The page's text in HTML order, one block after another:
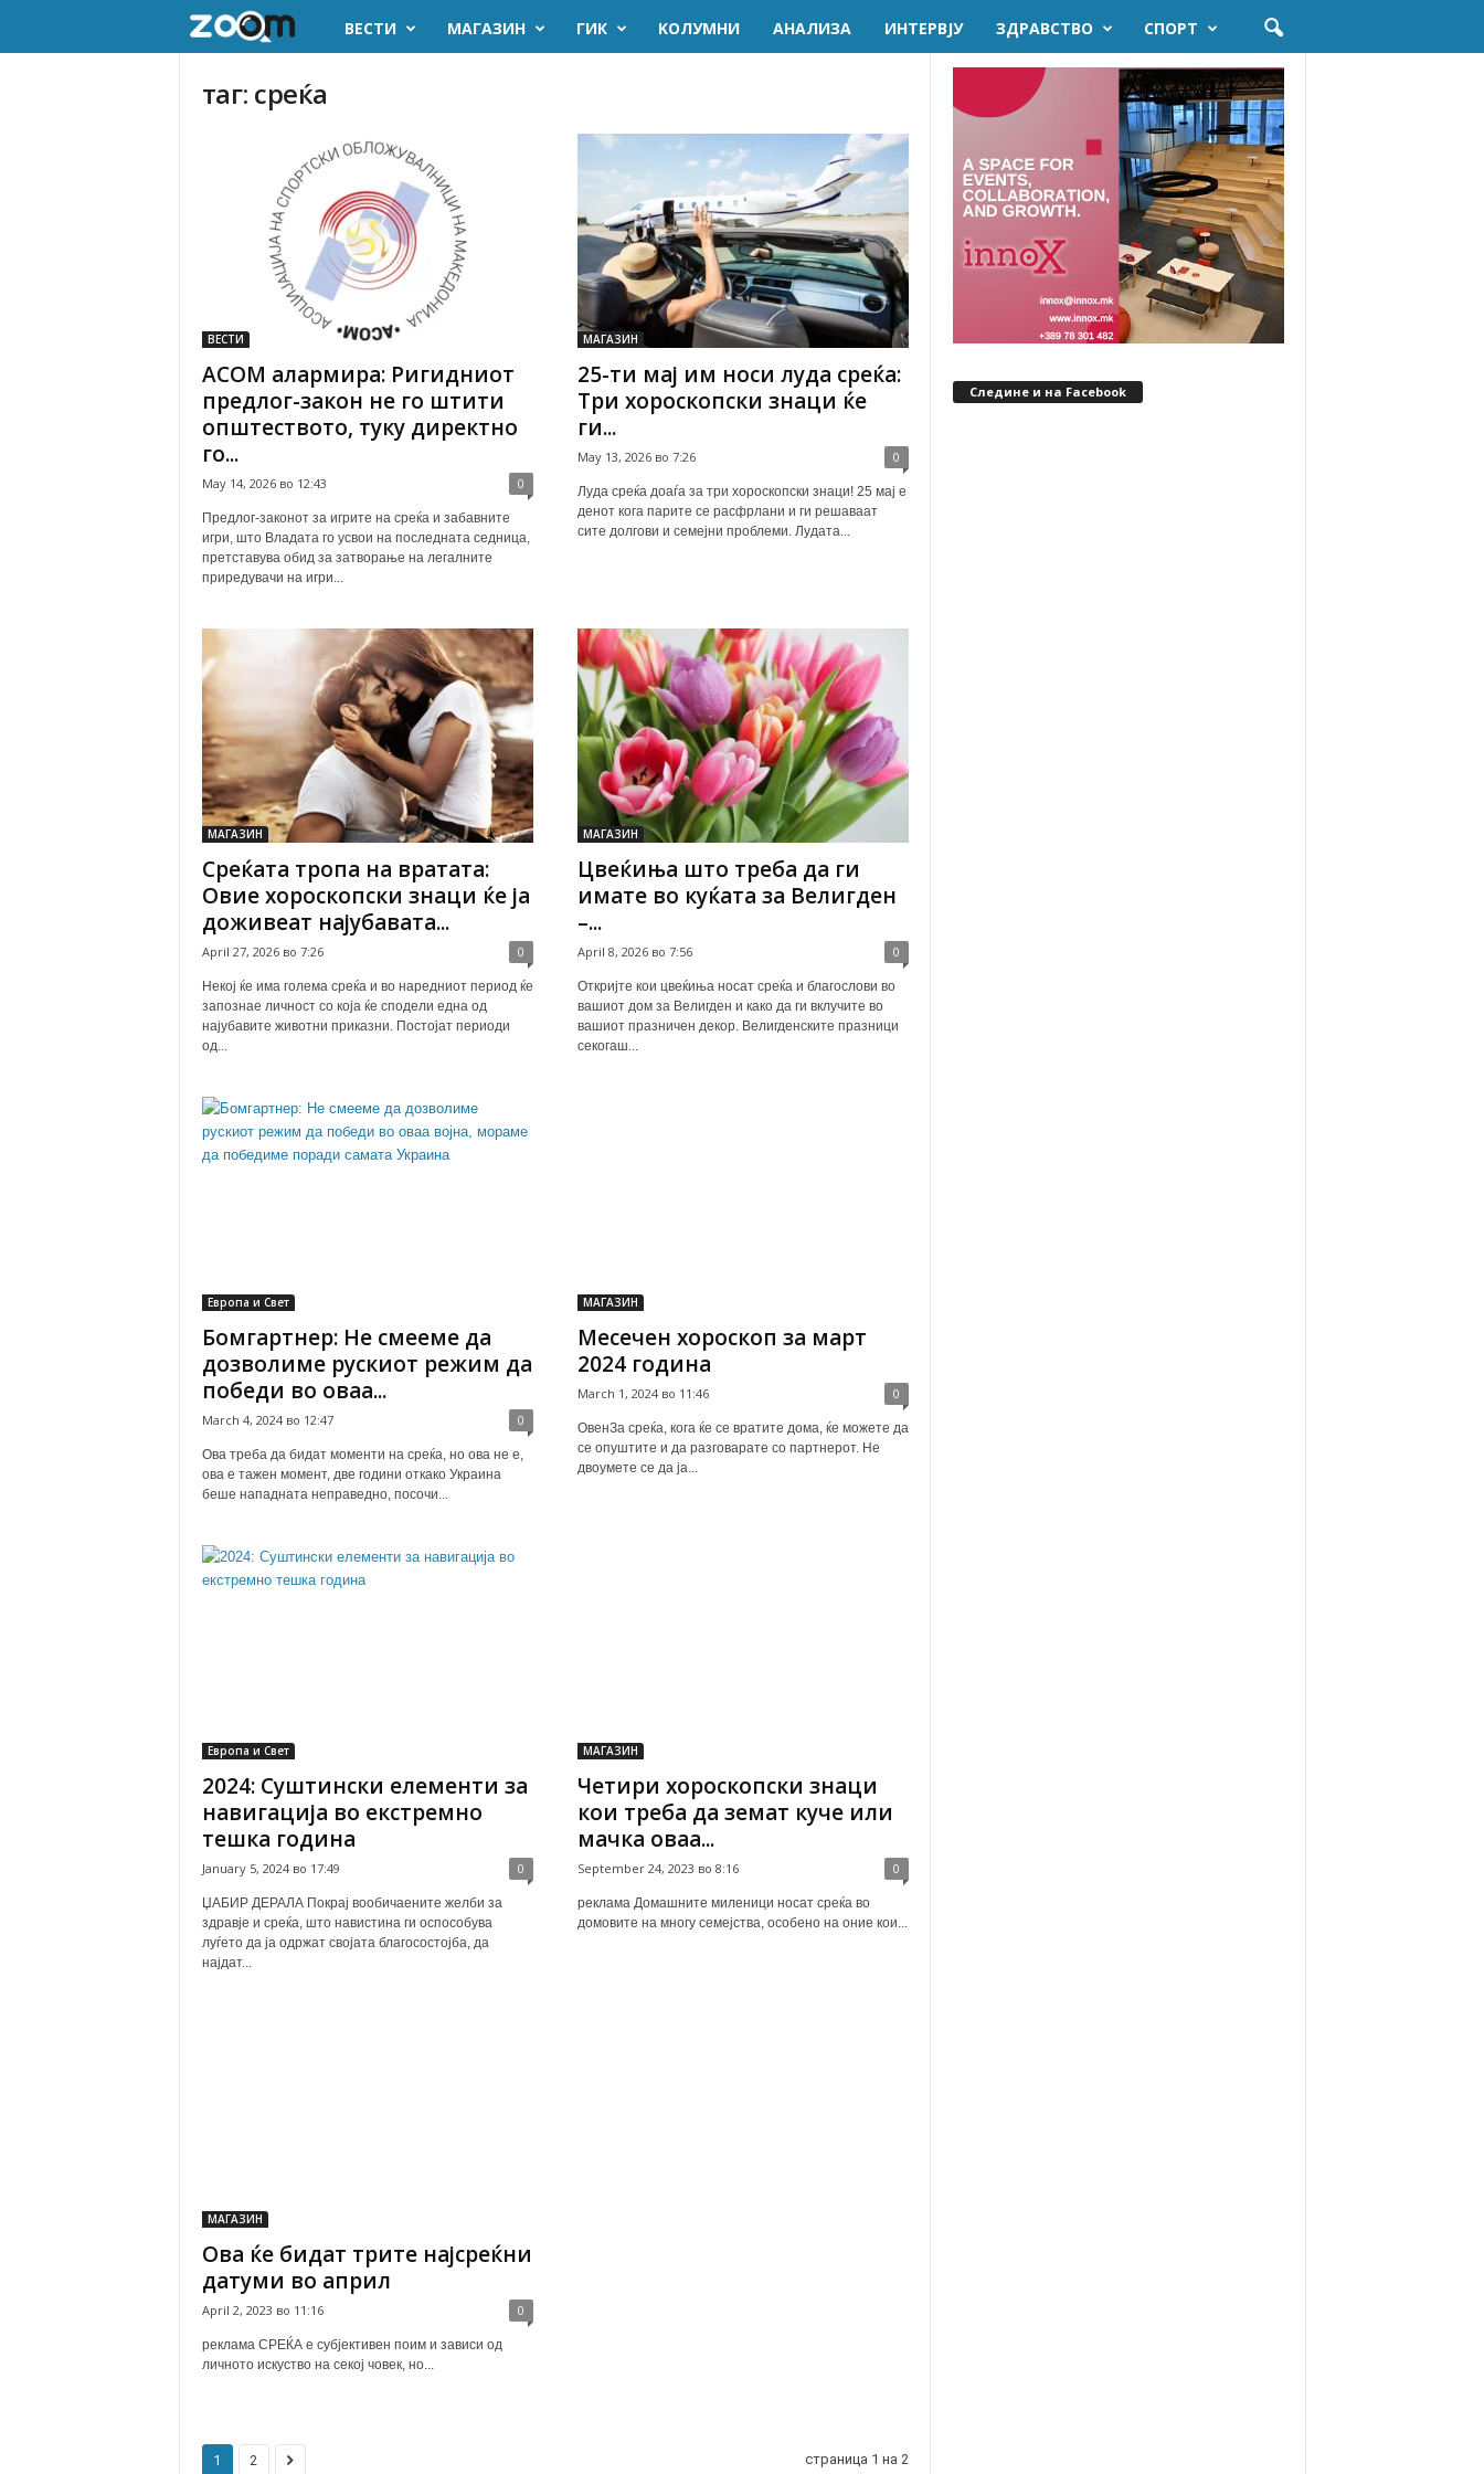
.
m
k
ВЕСТИ МАГАЗИН ГИК KОЛУМНИ AНАЛИЗА ИНТЕРВЈУ ЗДРАВСТВО СПОРТ
таг: среќа
ВЕСТИ
АСОМ алармира: Ригидниот
предлог-закон не го штити
општеството, туку директно
го...
May 14, 2026 во 12:43 0
Предлог-законот за игрите на среќа и забавните
игри, што Владата го усвои на последната седница,
претставува обид за затворање на легалните
приредувачи на игри...
МАГАЗИН
25-ти мај им носи луда среќа:
Три хороскопски знаци ќе
ги...
May 13, 2026 во 7:26 0
Луда среќа доаѓа за три хороскопски знаци! 25 мај е
денот кога парите се расфрлани и ги решаваат
сите долгови и семејни проблеми. Лудата...
МАГАЗИН
Среќата тропа на вратата:
Овие хороскопски знаци ќе ја
доживеат најубавата...
April 27, 2026 во 7:26 0
Некој ќе има голема среќа и во наредниот период ќе
запознае личност со која ќе сподели една од
најубавите животни приказни. Постојат периоди
од...
МАГАЗИН
Цвеќиња што треба да ги
имате во куќата за Велигден
–...
April 8, 2026 во 7:56 0
Откријте кои цвеќиња носат среќа и благослови во
вашиот дом за Велигден и како да ги вклучите во
вашиот празничен декор. Велигденските празници
секогаш...
Европа и Свет
Бомгартнер: Не смееме да
дозволиме рускиот режим да
победи во оваа...
March 4, 2024 во 12:47 0
Ова треба да бидат моменти на среќа, но ова не е,
ова е тажен момент, две години откако Украина
беше нападната неправедно, посочи...
МАГАЗИН
Месечен хороскоп за март
2024 година
March 1, 2024 во 11:46 0
ОвенЗа среќа, кога ќе се вратите дома, ќе можете да
се опуштите и да разговарате со партнерот. Не
двоумете се да ја...
Европа и Свет
2024: Суштински елементи за
навигација во екстремно
тешка година
January 5, 2024 во 17:49 0
ЏАБИР ДЕРАЛА Покрај вообичаените желби за
здравје и среќа, што навистина ги оспособува
луѓето да ја одржат својата благосостојба, да
најдат...
МАГАЗИН
Четири хороскопски знаци
кои треба да земат куче или
мачка оваа...
September 24, 2023 во 8:16 0
реклама Домашните миленици носат среќа во
домовите на многу семејства, особено на оние кои...
МАГАЗИН
Ова ќе бидат трите најсреќни
датуми во април
April 2, 2023 во 11:16 0
реклама СРЕЌА е субјективен поим и зависи од
личното искуство на секој човек, но...
1 2 страница 1 на 2
Следине и на Facebook